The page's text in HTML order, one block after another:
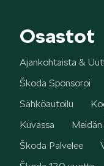
Osastot
Ajankohtaista &
Škoda Sponsoroi
Sähköautoilu
Kuvassa
Škoda Palvelee